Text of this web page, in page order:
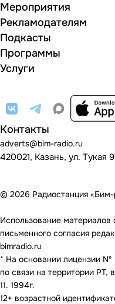
Мероприятия
Рекламодателям
Подкасты
Программы
Услуги
Контакты
adverts@bim-radio.ru
420021, Казань, ул. Тукая
© 2026 Радиостанция
Использование материалов
письменного согласия
bimradio.ru
* На основании лицензии
по связи на территории РТ,
11. 1994г.
12+ возрастной